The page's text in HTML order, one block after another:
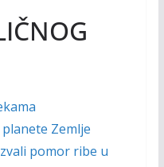
Zemlje
pomor ribe u